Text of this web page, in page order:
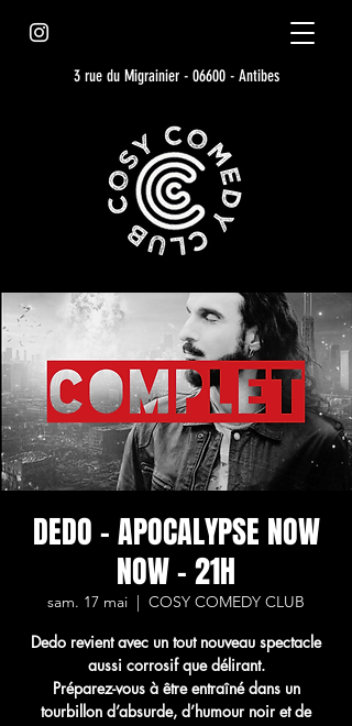
3 rue du Migrainier - 06600 - Antibes
DEDO - APOCALYPSE NOW
NOW - 21H
sam. 17 mai
  |
COSY COMEDY CLUB
Dedo revient avec un tout nouveau spectacle
aussi corrosif que délirant.
Préparez-vous à être entraîné dans un
tourbillon d’absurde, d’humour noir et de